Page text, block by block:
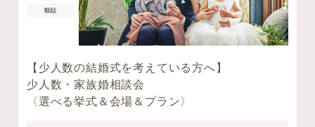
相談
【少人数の結婚式を考えている方へ】
少人数・家族婚相談会
〈選べる挙式＆会場＆プラン〉